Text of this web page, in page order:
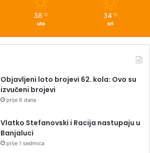
38 ℃
uto
34 ℃
sri
Objavljeni loto brojevi 62. kola: Ovo su
izvučeni brojevi
prije 6 dana
Vlatko Stefanovski i Racija nastupaju u
Banjaluci
prije 1 sedmica